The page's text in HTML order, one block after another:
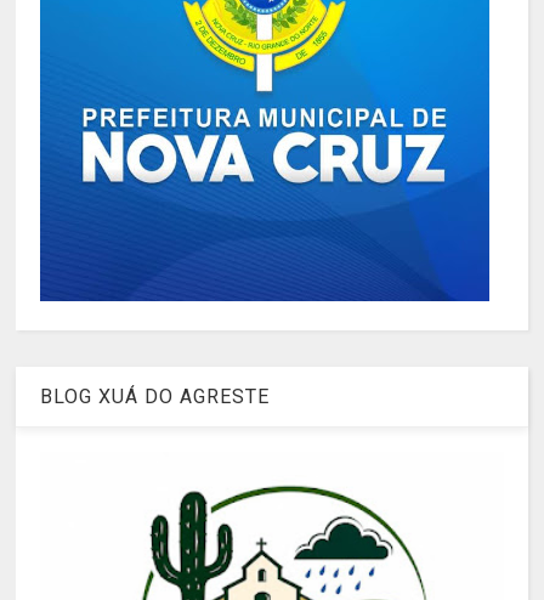
BLOG XUÁ DO AGRESTE